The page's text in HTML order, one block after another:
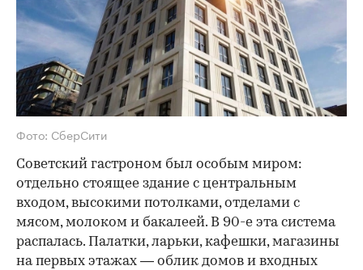
Фото: СберСити
Советский гастроном был особым миром:
отдельно стоящее здание с центральным
входом, высокими потолками, отделами с
мясом, молоком и бакалеей. В 90-е эта система
распалась. Палатки, ларьки, кафешки, магазины
на первых этажах — облик домов и входных